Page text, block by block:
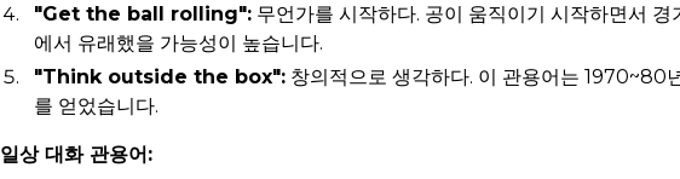
"Get the ball rolling": 무언가를 시작하다. 공이 움직이기 시작하면서
에서 유래했을 가능성이 높습니다.
"Think outside the box": 창의적으로 생각하다. 이 관용어는 1970~80
를 얻었습니다.
일상 대화 관용어: